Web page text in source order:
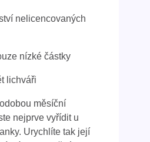
nelicencovaných
nízké částky
lichváři
měsíční
nejprve vyřídit u
Urychlíte tak její